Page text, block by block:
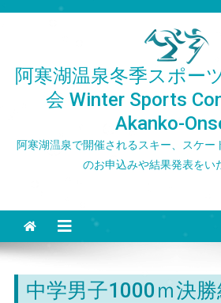
阿寒湖温泉冬季スポー
会 Winter Sports
Akanko-
阿寒湖温泉で開催されるスキー、スケー
のお申込みや結果発表をい
中学男子1000ｍ決